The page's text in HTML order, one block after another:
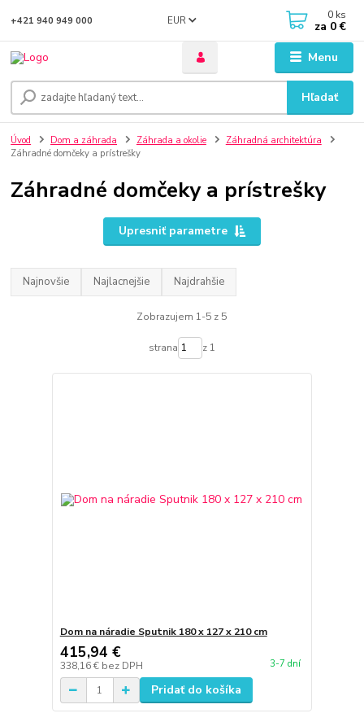
Menu
EUR
Hľadať
+421 940 949 000 0 ks
za 0 €
Úvod Dom a záhrada Záhrada a okolie
Záhradná architektúra
Záhradné domčeky a prístrešky
Záhradné domčeky a prístrešky
Upresniť parametre
Najnovšie Najlacnejšie Najdrahšie
Zobrazujem 1-5 z 5
strana z 1
Dom na náradie Sputnik 180 x 127 x 210 cm
415,94 €
338,16 € bez DPH 3-7 dní
Pridať do košíka